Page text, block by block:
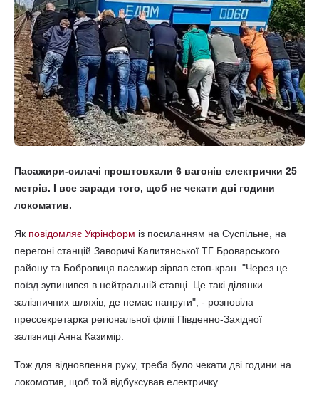
Пасажири-силачі проштовхали 6 вагонів електрички 25
метрів. І все заради того, щоб не чекати дві години
локоматив.
Як повідомляє Укрінформ із посиланням на Суспільне, на
перегоні станцій Заворичі Калитянської ТГ Броварського
району та Бобровиця пасажир зірвав стоп-кран. "Через це
поїзд зупинився в нейтральній ставці. Це такі ділянки
залізничних шляхів, де немає напруги", - розповіла
прессекретарка регіональної філії Південно-Західної
залізниці Анна Казимір.
Тож для відновлення руху, треба було чекати дві години на
локомотив, щоб той відбуксував електричку.